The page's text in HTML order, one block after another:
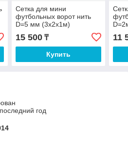
Сетка для мини
футбольных ворот нить
D=5 мм (3х2х1м)
15 500₸
Купить
11
год